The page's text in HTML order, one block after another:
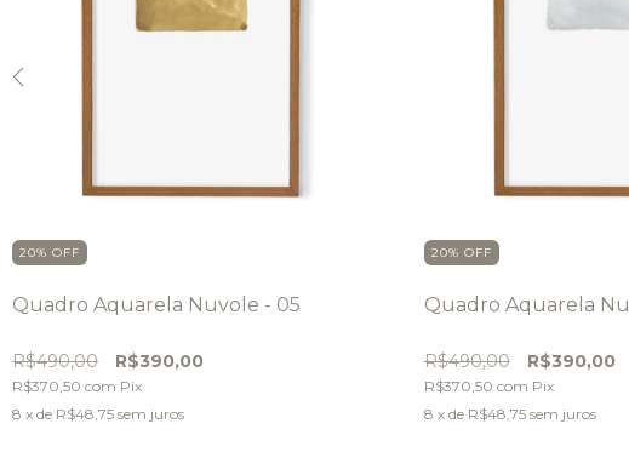
20% OFF
Quadro Aquarela Nuvole - 05
R$490,00 R$390,00
R$370,50 com Pix
8 x de R$48,75 sem juros
20% OFF
Quadro Aquarela
R$490,00 R$390,00
R$370,50 com Pix
8 x de R$48,75 sem juros